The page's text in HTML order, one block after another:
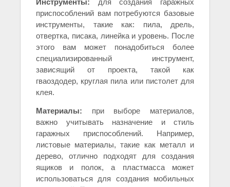
Инструменты: для создания гаражных
приспособлений вам потребуются базовые
инструменты, такие как: пила, дрель,
отвертка, писака, линейка и уровень. После
этого вам может понадобиться более
специализированный инструмент,
зависящий от проекта, такой как
гваоздодер, круглая пила или пистолет для
клея.
Материалы: при выборе материалов,
важно учитывать назначение и стиль
гаражных приспособлений. Например,
листовые материалы, такие как металл и
дерево, отлично подходят для создания
ящиков и полок, а пластмасса может
использоваться для создания мобильных